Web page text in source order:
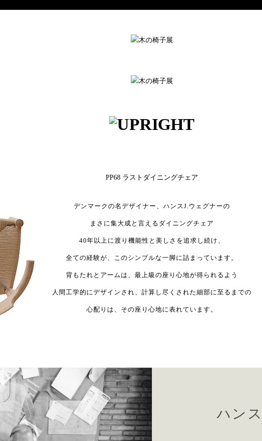
PP68 ラストダイニングチェア
デンマークの名デザイナー、ハンスJ.ウェグナーの
まさに集大成と言えるダイニングチェア
40年以上に渡り機能性と美しさを追求し続け、
全ての経験が、このシンプルな一脚に詰まっています。
背もたれとアームは、最上級の座り心地が得られるよう
人間工学的にデザインされ、計算し尽くされた細部に至るまでの
心配りは、その座り心地に表れています。
ハン